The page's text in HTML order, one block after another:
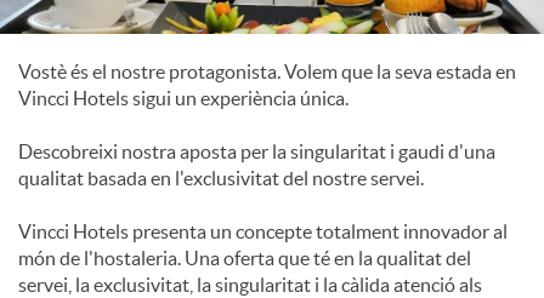
e
r
c
i
Vostè és el nostre protagonista. Volem que la seva estada en
Vincci Hotels sigui un experiència única.
Descobreixi nostra aposta per la singularitat i gaudi d'una
qualitat basada en l'exclusivitat del nostre servei.
Vincci Hotels presenta un concepte totalment innovador al
món de l'hostaleria. Una oferta que té en la qualitat del
servei, la exclusivitat, la singularitat i la càlida atenció als